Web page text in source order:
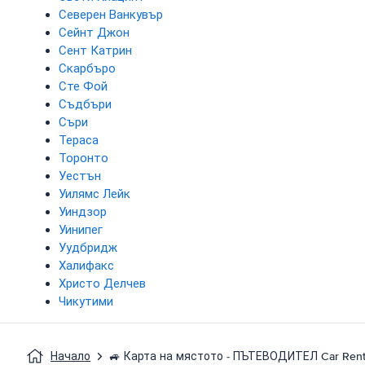
Северен Ванкувър
Сейнт Джон
Сент Катрин
Скарбъро
Сте Фой
Съдбъри
Съри
Тераса
Торонто
Уестън
Уилямс Лейк
Уиндзор
Уинипег
Уудбридж
Халифакс
Христо Делчев
Чикутими
Начало 🚙 Карта на мястото - ПЪТЕВОДИТЕЛ Car